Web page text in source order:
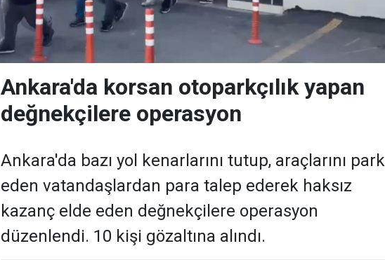
Ankara'da korsan otoparkçılık yapan
değnekçilere operasyon
Ankara'da bazı yol kenarlarını tutup, araçlarını park
eden vatandaşlardan para talep ederek haksız
kazanç elde eden değnekçilere operasyon
düzenlendi. 10 kişi gözaltına alındı.